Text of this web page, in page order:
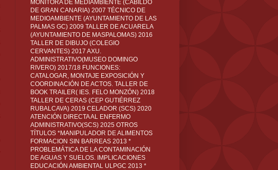
MONITORA DE MEDIAMBIENTE (CABILDO
DE GRAN CANARIA) 2007 TÉCNICO DE
MEDIOAMBIENTE (AYUNTAMIENTO DE LAS
PALMAS GC) 2009 TALLER DE ACUARELA
(AYUNTAMIENTO DE MASPALOMAS) 2016
TALLER DE DIBUJO (COLEGIO
CERVANTES) 2017 AXU.
ADMINISTRATIVO(MUSEO DOMINGO
RIVERO) 2017/18 FUNCIONES:
CATALOGAR, MONTAJE EXPOSICIÓN Y
COORDINACIÓN DE ACTOS. TALLER DE
BOOK TRAILER( IES. FELO MONZÓN) 2018
TALLER DE CERAS (CEP GUTIÉRREZ
RUBALCAVA) 2019 CELADOR (SCS) 2020
ATENCIÓN DIRECTA AL ENFERMO
ADMINISTRATIVO(SCS) 2025 OTROS
TÍTULOS *MANIPULADOR DE ALIMENTOS
FORMACION SIN BARREAS 2013 *
PROBLEMÁTICA DE LA CONTAMINACIÓN
DE AGUAS Y SUELOS. IMPLICACIONES
EDUCACIÓN AMBIENTAL ULPGC 2013 *